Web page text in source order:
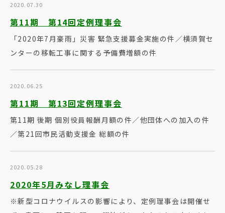
2020.07.30
第11期 第14回定例理事会
「2020年7月豪雨」災害 緊急支援募金実施の件／横須賀セ
ンターの移転工事に関する予備費増額の件
2020.06.25
第11期 第13回定例理事会
第11期 後期 個別役員報酬月額の件／他団体への加入の件
／第21回市民活動支援金 総額の件
2020.05.28
2020年5月みなし理事会
※新型コロナウイルスの影響により、定例理事会は開催せ